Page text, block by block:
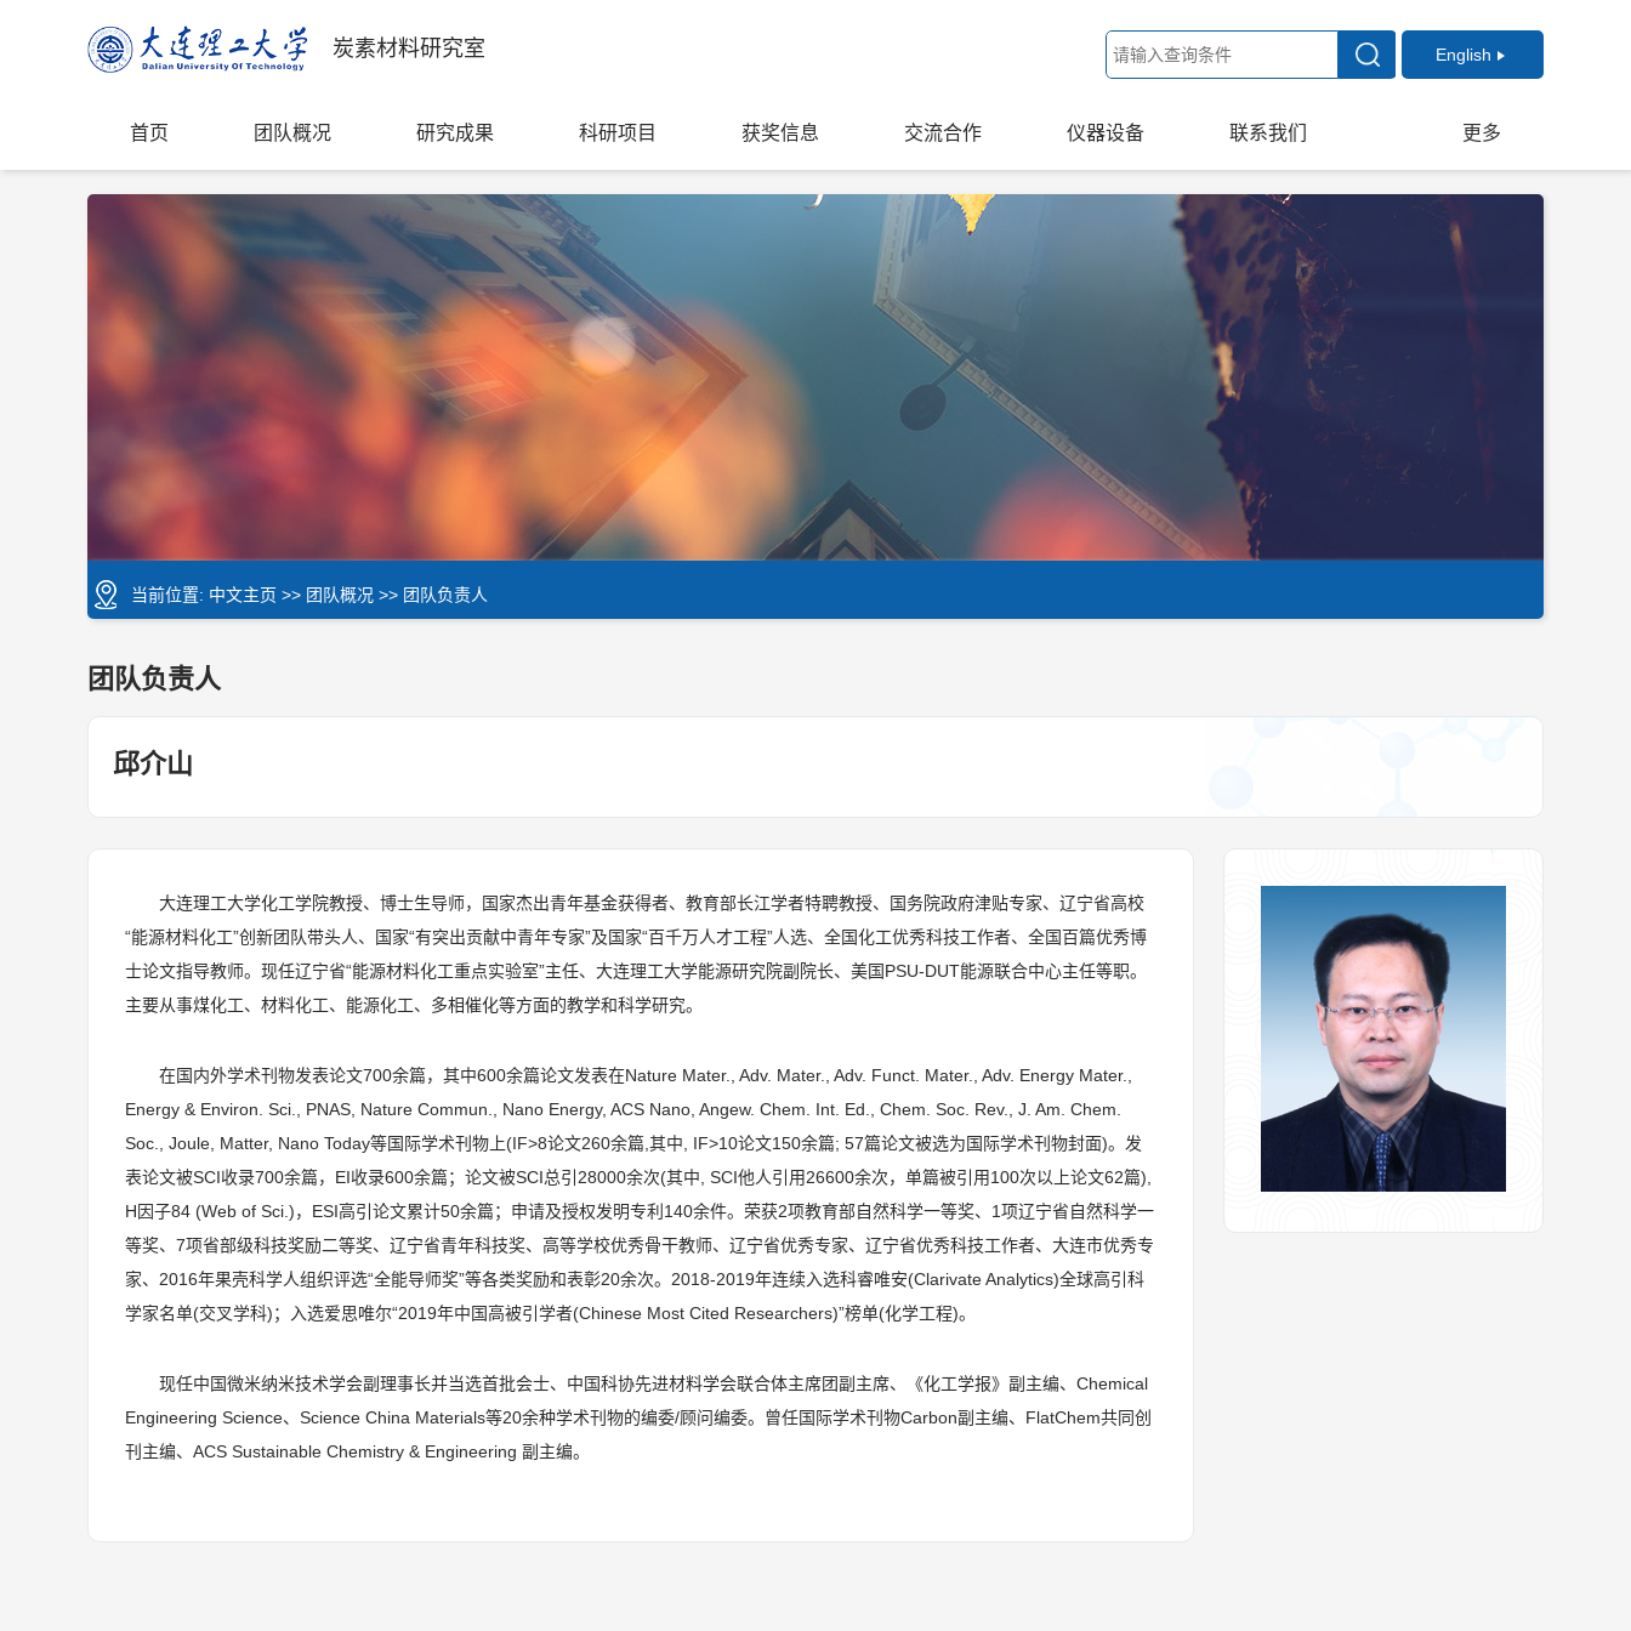
炭素材料研究室 English
首页 团队概况 研究成果 科研项目 获奖信息 交流合作 仪器设备 联系我们 更多
当前位置: 中文主页 >> 团队概况 >> 团队负责人
团队负责人
邱介山
大连理工大学化工学院教授、博士生导师，国家杰出青年基金获得者、教育部长江学者特聘教授、国务院政府津贴专家、辽宁省高校
“能源材料化工”创新团队带头人、国家“有突出贡献中青年专家”及国家“百千万人才工程”人选、全国化工优秀科技工作者、全国百篇优秀博
士论文指导教师。现任辽宁省“能源材料化工重点实验室”主任、大连理工大学能源研究院副院长、美国PSU-DUT能源联合中心主任等职。
主要从事煤化工、材料化工、能源化工、多相催化等方面的教学和科学研究。
在国内外学术刊物发表论文700余篇，其中600余篇论文发表在Nature Mater., Adv. Mater., Adv. Funct. Mater., Adv. Energy Mater.,
Energy & Environ. Sci., PNAS, Nature Commun., Nano Energy, ACS Nano, Angew. Chem. Int. Ed., Chem. Soc. Rev., J. Am. Chem.
Soc., Joule, Matter, Nano Today等国际学术刊物上(IF>8论文260余篇,其中, IF>10论文150余篇; 57篇论文被选为国际学术刊物封面)。发
表论文被SCI收录700余篇，EI收录600余篇；论文被SCI总引28000余次(其中, SCI他人引用26600余次，单篇被引用100次以上论文62篇),
H因子84 (Web of Sci.)，ESI高引论文累计50余篇；申请及授权发明专利140余件。荣获2项教育部自然科学一等奖、1项辽宁省自然科学一
等奖、7项省部级科技奖励二等奖、辽宁省青年科技奖、高等学校优秀骨干教师、辽宁省优秀专家、辽宁省优秀科技工作者、大连市优秀专
家、2016年果壳科学人组织评选“全能导师奖”等各类奖励和表彰20余次。2018-2019年连续入选科睿唯安(Clarivate Analytics)全球高引科
学家名单(交叉学科)；入选爱思唯尔“2019年中国高被引学者(Chinese Most Cited Researchers)”榜单(化学工程)。
现任中国微米纳米技术学会副理事长并当选首批会士、中国科协先进材料学会联合体主席团副主席、《化工学报》副主编、Chemical
Engineering Science、Science China Materials等20余种学术刊物的编委/顾问编委。曾任国际学术刊物Carbon副主编、FlatChem共同创
刊主编、ACS Sustainable Chemistry & Engineering 副主编。